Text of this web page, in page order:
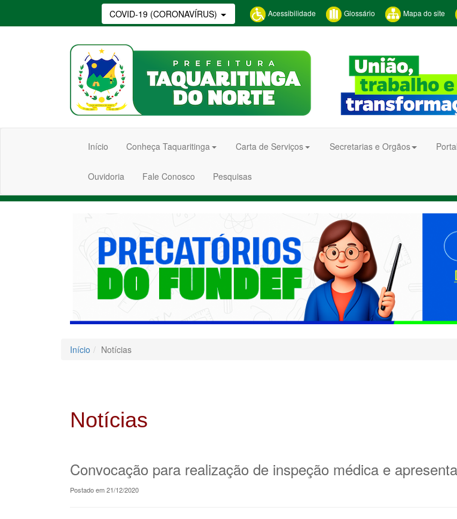
COVID-19 (CORONAVÍRUS) Acessibilidade Glossário Mapa do site
Início Conheça Taquaritinga Carta de Serviços Secretarias e Orgãos
Ouvidoria Fale Conosco Pesquisas
Início Notícias
Notícias
Convocação para realização de inspeção médica e
Postado em 21/12/2020